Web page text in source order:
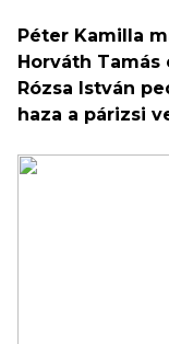
Péter Kamilla
Horváth
Rózsa István
haza a párizsi